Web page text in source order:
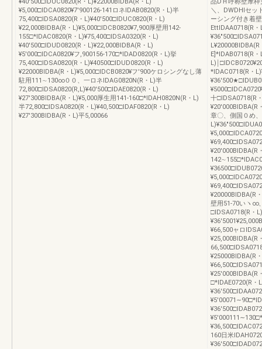
¥40′500□IDUC0820(R・L)¥22000BIDBA(R・L)
¥5,000□IDCA0820¥7′900126-141ロネIDAB0820(R・L)半
75,400□IDSA0820(R・L)¥40′500□IDUC0820(R・L)
¥22,000BIDBA(R・L)¥5,000□IDCB0820¥7,900厚壁用142-
155□*IDAC0820(R・L)¥75,400□IDSA0320(R・L)
¥40′500□IDUD0820(R・L)¥22,000BIDBA(R・L)
¥5′000□IDCA0820¥フ,900156-170□*IDAD0820(R・L)挙
75,400□IDSA0820(R・L)¥40500□IDUD0820(R・L)
¥22000BIDBA(R・L)¥5,000□IDCB0820¥フ′900ケロシングなし薄
駐用111∼130∞００、一ロネIDAG0820N(R・L)半
72,800□IDSA0820(R,L)¥40′500□IDAE0820(R・L)
¥27′300BIDBA(R・L)¥5,000厚生用141-160□*IDAH0820N(R・L)
半72,800□IDSA0820(R・L)¥40,500□IDAF0820(R・L)
¥27′300BIDBA(R・L)平5,00066
品DＨ呼称壁摩
＼、DWDHIセッ
ーシング付き着
EttIDAA0718(R
E]*IDAB0718(R
L)￨
*IDAC0718(R・
十□IDSA0718(R
章〇、側国０め
¥20′000BIDBA(R
¥20000BIDBA(R
壁用51-70いヽ∞
□lDSA0718(R・
¥66,500ャロ
¥25,000BIDBA(R
¥25000BIDBA(R
□*IDAE0720(R・
160日米